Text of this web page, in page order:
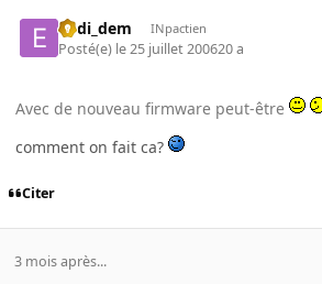
eddi_dem INpactien
Posté(e) le 25 juillet 200620 a
Avec de nouveau firmware peut-être
comment on fait ca?
Citer
3 mois après...